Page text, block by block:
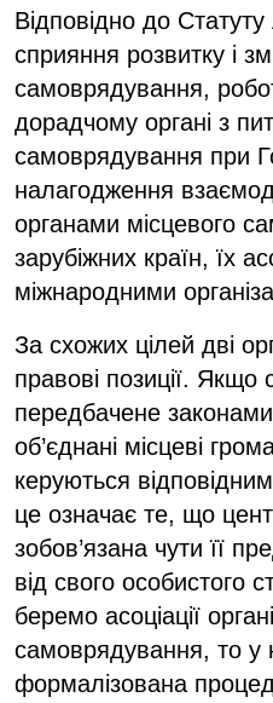
Відповідно до Статуту
сприяння розвитку і
самоврядування,
дорадчому органі з
самоврядування при
налагодження
органами місцевого
зарубіжних країн, їх
міжнародними
За схожих цілей дві
правові позиції. Якщо
передбачене
об’єднані місцеві
керуються
це означає те, що
зобов’язана чути її
від свого особистого
беремо асоціації
самоврядування, то у
формалізована